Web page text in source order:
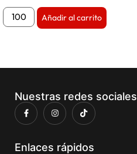
Añadir al carrito
Nuestras redes sociales
Enlaces rápidos